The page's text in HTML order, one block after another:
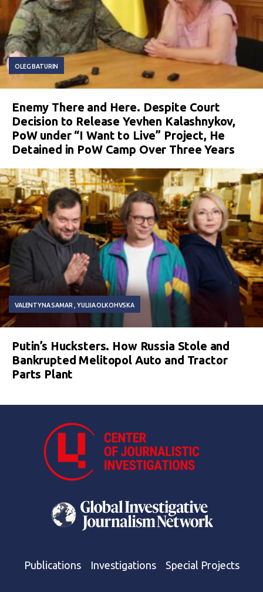
OLEG BATURIN
Enemy There and Here. Despite Court
Decision to Release Yevhen Kalashnykov,
PoW under “I Want to Live” Project, He
Detained in PoW Camp Over Three Years
VALENTYNA SAMAR YULIIA OLKOHVSKA
Putin’s Hucksters. How Russia Stole and
Bankrupted Melitopol Auto and Tractor
Parts Plant
Publications Investigations Special Projects